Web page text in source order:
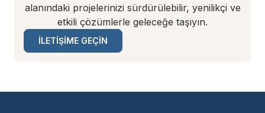
alanındaki projelerinizi sürdürülebilir, yenilikçi ve
etkili çözümlerle geleceğe taşıyın.
İLETIŞIME GEÇIN